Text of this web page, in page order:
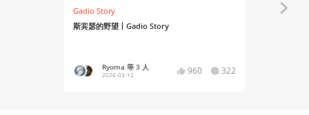
Gadio Story
斯宾瑟的野望丨Gadio Story
Ryoma 等 3 人
2026-03-12 960 322
Gadio Story